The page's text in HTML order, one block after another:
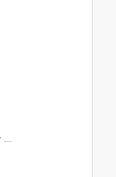
Inner Excellence: Train Your Mind for Extraordinary Performance and the Best Possible Life